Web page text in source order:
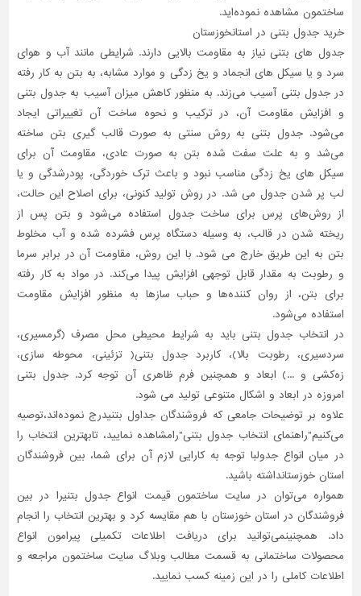
ساختمون مشاهده نموده‌اید.
خرید جدول بتنی در استانخوزستان
جدول های بتنی نیاز به مقاومت بالایی دارند. شرایطی مانند آب و هوای
سرد و یا سیکل های انجماد و یخ زدگی و موارد مشابه، به بتن به کار رفته
در جدول بتنی آسیب می‌زند. به منظور کاهش میزان آسیب به جدول بتنی
و افزایش مقاومت آن، در ترکیب و نحوه ساخت آن تغییراتی ایجاد
می‌شود. جدول بتنی به روش سنتی به صورت قالب گیری بتن ساخته
می‌شد و به علت سفت شده بتن به صورت عادی، مقاومت آن برای
سیکل های یخ زدگی مناسب نبود و باعث ترک خوردگی، پودر‌شدگی و یا
لب پر شدن جدول می شد. در روش تولید کنونی، برای اصلاح این حالت،
از روش‌های پرس برای ساخت جدول استفاده می‌شود و بتن پس از
ریخته شدن در قالب، به وسیله دستگاه پرس فشرده شده و آب مخلوط
بتن به این طریق خارج می شود. با این روش، مقاومت آن در برابر سرما
و رطوبت به مقدار قابل توجهی افزایش پیدا می‌کند. در مواد به کار رفته
برای بتن، از روان کننده‌ها و حباب سازها به منظور افزایش مقاومت
استفاده می‌شود.
در انتخاب جدول بتنی باید به شرایط محیطی محل مصرف (گرمسیری،
سردسیری، رطوبت بالا)، کاربرد جدول بتنی( تزئینی، محوطه سازی،
زه‌کشی و ...) ابعاد و همچنین فرم ظاهری آن توجه کرد. جدول بتنی
امروزه در ابعاد و اشکال متنوعی تولید می شود.
علاوه بر توضیحات جامعی که فروشندگان جداول بتنیدرج نموده‌اند،توصیه
می‌کنیم"راهنمای انتخاب جدول بتنی"رامشاهده نمایید، تابهترین انتخاب را
در میان انواع جدولبا توجه به کارایی لازم آن برای شما، بین فروشندگان
استان خوزستانداشته باشید.
همواره می‌توان در سایت ساختمون قیمت انواع جدول بتنیرا در بین
فروشندگان در استان خوزستان با هم مقایسه کرد و بهترین انتخاب را انجام
داد. همچنینمی‌توانید برای دریافت اطلاعات تکمیلی پیرامون انواع
محصولات ساختمانی به قسمت مطالب وبلاگ سایت ساختمون مراجعه و
اطلاعات کاملی را در این زمینه کسب نمایید.